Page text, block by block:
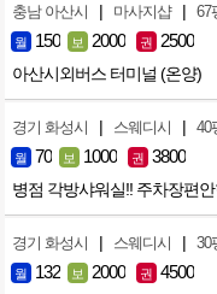
충남 아산시 | 마사지샵 | 67
월 150 보 2000 권 2500
아산시외버스 터미널 (온양)
경기 화성시 | 스웨디시 | 40
월 70 보 1000 권 3800
병점 각방샤워실!! 주차장편
경기 화성시 | 스웨디시 | 30
월 132 보 2000 권 4500